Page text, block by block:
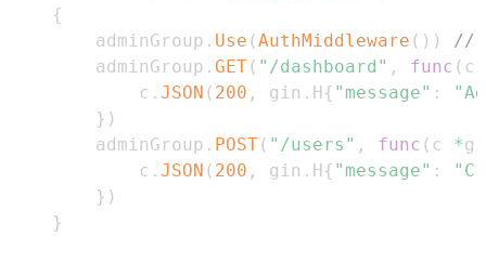
{
		adminGroup
. Use (AuthMiddleware ( ) )
//
		adminGroup
. GET( "/dashboard" , func ( c
			c
. JSON ( 200 , gin . H{ "message" :
} )
		adminGroup
. POST( "/users" , func ( c *
			c
. JSON ( 200 , gin . H{ "message" :
} )
}